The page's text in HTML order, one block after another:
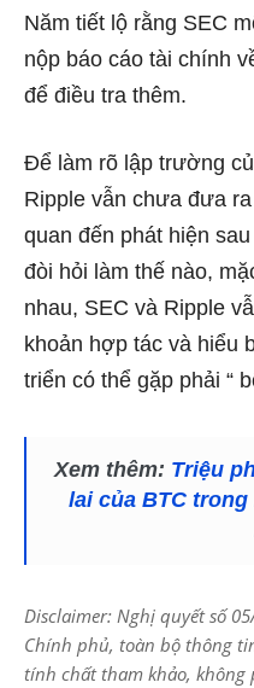
Năm tiết lộ rằng SEC
nộp báo cáo tài chính
để điều tra thêm.
Để làm rõ lập trường
Ripple vẫn chưa đưa
quan đến phát hiện
đòi hỏi làm thế nào,
nhau, SEC và Ripple
khoản hợp tác và hiểu
triển có thể gặp phải “
Xem thêm: Triệu
lai của BTC
Disclaimer: Nghị quyết số
Chính phủ, toàn bộ thông
tính chất tham khảo,